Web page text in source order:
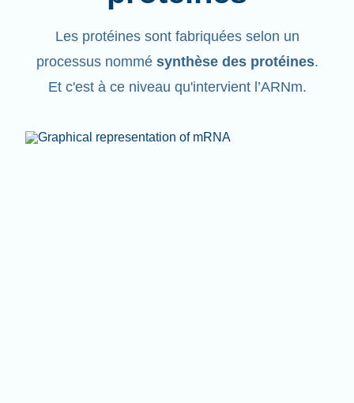
Les protéines sont fabriquées selon un
processus nommé synthèse des protéines.
Et c'est à ce niveau qu'intervient l’ARNm.